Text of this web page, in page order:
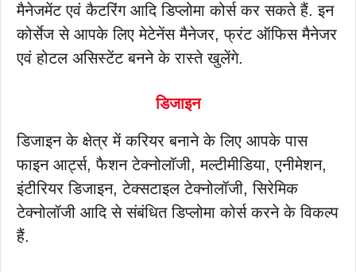
मैनेजमेंट एवं कैटरिंग आदि डिप्लोमा कोर्स कर सकते हैं. इन
कोर्सेज से आपके लिए मेटेनेंस मैनेजर, फ्रंट ऑफिस मैनेजर
एवं होटल असिस्टेंट बनने के रास्ते खुलेंगे.
डिजाइन
डिजाइन के क्षेत्र में करियर बनाने के लिए आपके पास
फाइन आर्ट्स, फैशन टेक्नोलॉजी, मल्टीमीडिया, एनीमेशन,
इंटीरियर डिजाइन, टेक्सटाइल टेक्नोलॉजी, सिरेमिक
टेक्नोलॉजी आदि से संबंधित डिप्लोमा कोर्स करने के विकल्प
हैं.